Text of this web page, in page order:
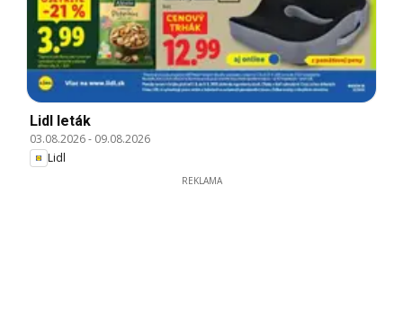
Lidl leták
03.08.2026- 09.08.2026
Lidl
REKLAMA